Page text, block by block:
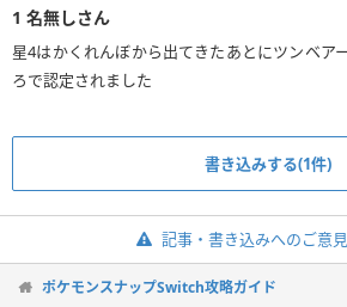
1 名無しさん
星4はかくれんぼから出てきたあとにツンベア
ろで認定されました
書き込みする(1件)
記事・書き込みへのご意
ポケモンスナップSwitch攻略ガイド